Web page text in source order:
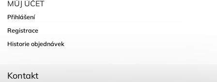
MŮJ ÚČET
Přihlášení
Registrace
Historie objednávek
Kontakt